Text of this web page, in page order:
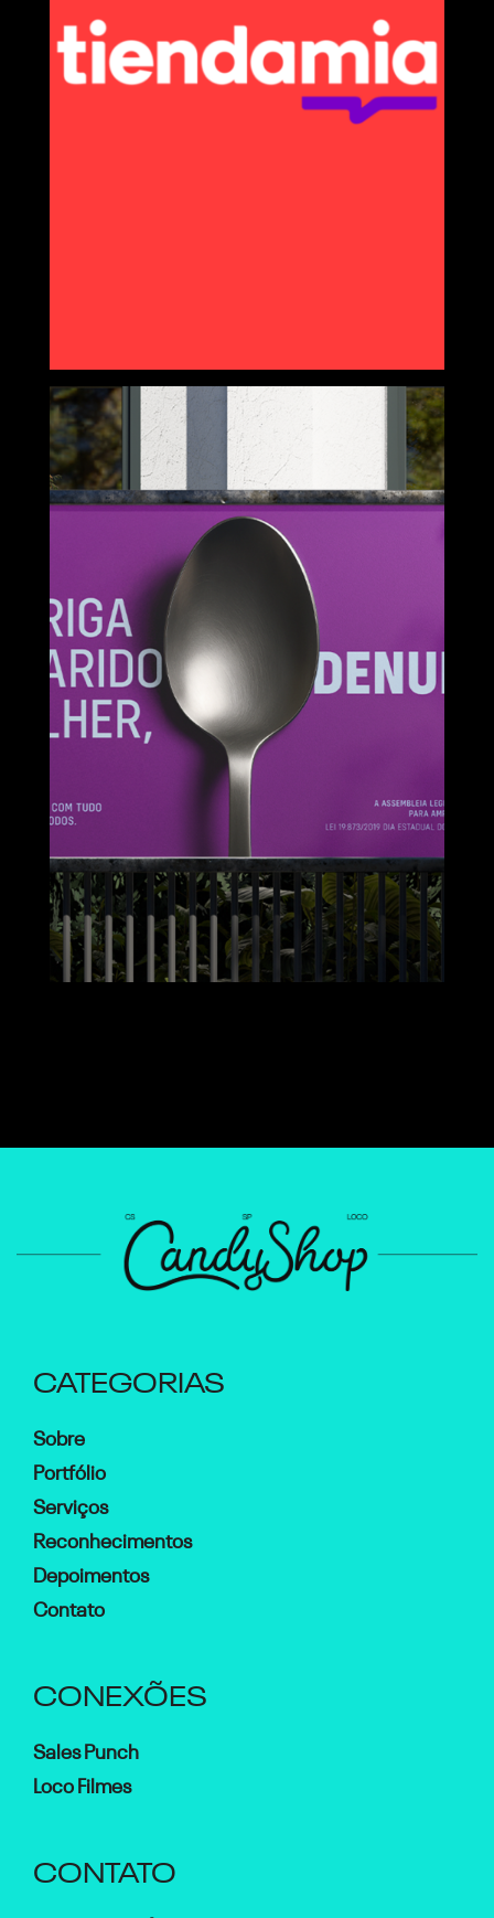
ASSEMBLÉIA
LEGISLATIVA DO
Em briga de
marido e mulher,
denuncie!
CATEGORIAS
Sobre
Portfólio
Serviços
Reconhecimentos
Depoimentos
Contato
CONEXÕES
Sales Punch
Loco Filmes
CONTATO